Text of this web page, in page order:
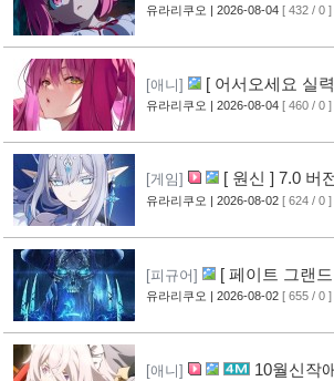
영상 공개
[6]
유라리쿠오 | 2026-08-04 [ 432 / 0 ]
[애니]
[ 어서오세요 실
루레이 VOL.2 표지 공개
유라리쿠오 | 2026-08-04 [ 460 / 0 ]
[게임] [ 원신 ] 7.0 버
유라리쿠오 | 2026-08-02 [ 624 / 0 ]
[피규어]
[ 페이트 그랜
작 피규어 공개 [17]
유라리쿠오 | 2026-08-02 [ 655 / 0 ]
[애니]
10월신작